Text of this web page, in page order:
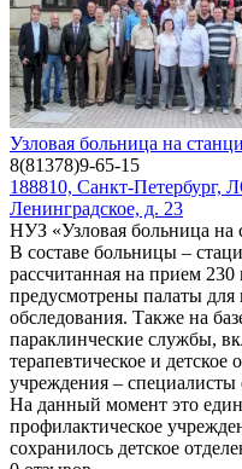
Узловая больница на
8(81378)9-65-15
188810, Санкт-Петербург,
Ленинградское, д. 23
НУЗ «Узловая больница на
В составе больницы –
рассчитанная на прием 230
предусмотрены палаты для
обследования. Также на
параклинческие службы,
терапевтическое и детское
учреждения –
На данный момент это
профилактическое
сохранилось детское